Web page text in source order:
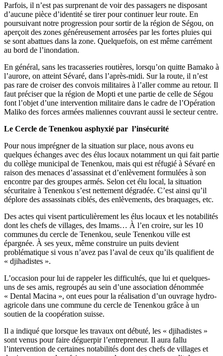
Parfois, il n’est pas surprenant de voir des passagers ne disposant
d’aucune pièce d’identité se tirer pour continuer leur route. En
poursuivant notre progression pour sortir de la région de Ségou, on
aperçoit des zones généreusement arrosées par les fortes pluies qui
se sont abattues dans la zone. Quelquefois, on est même carrément
au bord de l’inondation.
En général, sans les tracasseries routières, lorsqu’on quitte Bamako à
l’aurore, on atteint Sévaré, dans l’après-midi. Sur la route, il n’est
pas rare de croiser des convois militaires à l’aller comme au retour. Il
faut préciser que la région de Mopti et une partie de celle de Ségou
font l’objet d’une intervention militaire dans le cadre de l’Opération
Maliko des forces armées maliennes couvrant aussi le secteur centre.
Le Cercle de Tenenkou asphyxié par l’insécurité
Pour nous imprégner de la situation sur place, nous avons eu
quelques échanges avec des élus locaux notamment un qui fait partie
du collège municipal de Tenenkou, mais qui est réfugié à Sévaré en
raison des menaces d’assassinat et d’enlèvement formulées à son
encontre par des groupes armés. Selon cet élu local, la situation
sécuritaire à Tenenkou s’est nettement dégradée. C’est ainsi qu’il
déplore des assassinats ciblés, des enlèvements, des braquages, etc.
Des actes qui visent particulièrement les élus locaux et les notabilités
dont les chefs de villages, des Imams… À l’en croire, sur les 10
communes du cercle de Tenenkou, seule Tenenkou ville est
épargnée. À ses yeux, même construire un puits devient
problématique si vous n’avez pas l’aval de ceux qu’ils qualifient de
« djihadistes ».
L’occasion pour lui de rappeler les difficultés, que lui et quelques-
uns de ses amis, regroupés au sein d’une association dénommée
« Dental Macina », ont eues pour la réalisation d’un ouvrage hydro-
agricole dans une commune du cercle de Tenenkou grâce à un
soutien de la coopération suisse.
Il a indiqué que lorsque les travaux ont débuté, les « djihadistes »
sont venus pour faire déguerpir l’entrepreneur. Il aura fallu
l’intervention de certaines notabilités dont des chefs de villages et